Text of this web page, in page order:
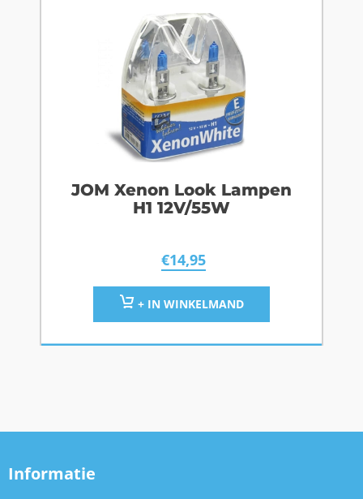
JOM Xenon Look Lampen
H1 12V/55W
€14,95
+ IN WINKELMAND
Informatie